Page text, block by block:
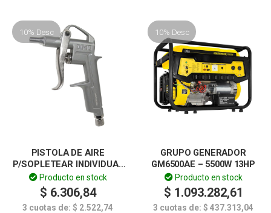
10% Desc
PISTOLA DE AIRE
P/SOPLETEAR INDIVIDUAL
ALUMINIO
Producto en stock
$ 6.306,84
3 cuotas de: $ 2.522,74
10% Desc
GRUPO GENERADOR
GM6500AE – 5500W 13HP
Producto en stock
$ 1.093.282,61
3 cuotas de: $ 437.313,04